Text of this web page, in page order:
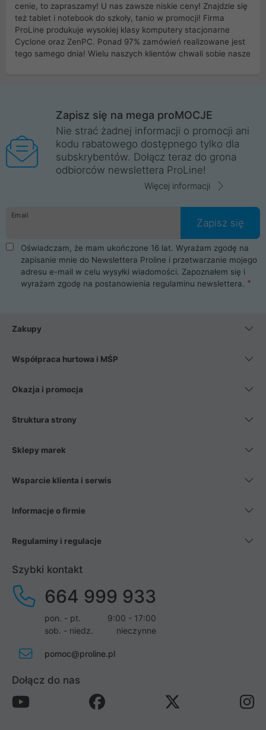
cenie, to zapraszamy! U nas zawsze niskie ceny! Znajdzie się
też tablet i notebook do szkoły, tanio w promocji! Firma
ProLine produkuje wysokiej klasy komputery stacjonarne
Cyclone oraz ZenPC. Ponad 97% zamówień realizowane jest
tego samego dnia! Wielu naszych klientów chwali sobie nasze
Wrocław, Poznań, Legnica, Katowice, Gliwice, Kalisz, Bytom,
Trzebnica, Opole. Szybka i profesjonalna obsługa!
ProLine to polska firma ze 100% polskim kapitałem. Działamy
legalnie i płacimy podatki w naszym kraju! Posiadamy siedzibę
główną w Mirkowie oraz salony na terenie kraju. Cała
komunikacja ze sklepem komputerowym ProLine jest
danych osobowych. Dlatego zakup notebooka albo laptopa w
ProLine to czysta przyjemność i pełne bezpieczeństwo.
Zaopatrzysz się u nas w akcesoria i części komputerowe
takie jak procesory, karty graficzne, płyty główne, pamięci,
dyski SSD, M.2 oraz HDD. Nasi pracownicy pomogą Ci wybrać
najlepszy zasilacz komputerowy oraz obudowę do komputera.
Poza komputerami mamy również najlepsze na rynku
Smartfony takich producentów jak Xiaomi, Apple, Samsung i
wentylatory. Na koniec mając już to wszystko, możesz
Zapisz się na mega proMOCJE
Nie strać żadnej informacji o promocji ani
kodu rabatowego dostępnego tylko dla
subskrybentów. Dołącz teraz do grona
odbiorców newslettera ProLine!
Więcej informacji
Email
Zapisz się
Oświadczam, że mam ukończone 16 lat. Wyrażam zgodę na
zapisanie mnie do Newslettera Proline i przetwarzanie mojego
adresu e-mail w celu wysyłki wiadomości. Zapoznałem się i
wyrażam zgodę na postanowienia regulaminu newslettera.
Zakupy
Współpraca hurtowa i MŚP
Okazja i promocja
Struktura strony
Sklepy marek
Wsparcie klienta i serwis
Informacje o firmie
Regulaminy i regulacje
Szybki kontakt
664 999 933
pon. - pt.
9:00 - 17:00
sob. - niedz.
nieczynne
pomoc@proline.pl
Dołącz do nas